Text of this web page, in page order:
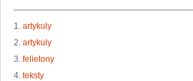
1. artykuly
2. artykuly
3. felietony
4. teksty